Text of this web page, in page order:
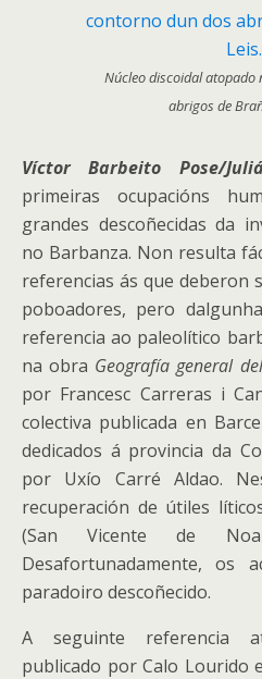
Núcleo discoidal atopado
abrigos de
Víctor Barbeito Pose/
primeiras ocupacións
grandes descoñecidas da
no Barbanza. Non resulta
referencias ás que deberon
poboadores, pero
referencia ao paleolítico
na obra Geografía general
por Francesc Carreras i
colectiva publicada en
dedicados á provincia da
por Uxío Carré Aldao.
recuperación de útiles
(San Vicente de
Desafortunadamente, os
paradoiro descoñecido.
A seguinte referencia
publicado por Calo Lourido